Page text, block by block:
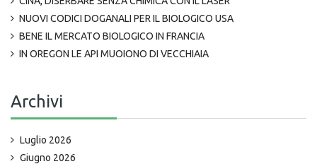
NUOVI CODICI DOGANALI PER IL BIOLOGICO USA
BENE IL MERCATO BIOLOGICO IN FRANCIA
IN OREGON LE API MUOIONO DI VECCHIAIA
Archivi
Luglio 2026
Giugno 2026